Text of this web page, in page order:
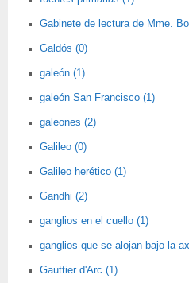
Gabinete de lectura de Mme.
Galdós (0)
galeón (1)
galeón San Francisco (1)
galeones (2)
Galileo (0)
Galileo herético (1)
Gandhi (2)
ganglios en el cuello (1)
ganglios que se alojan bajo la
Gauttier d'Arc (1)